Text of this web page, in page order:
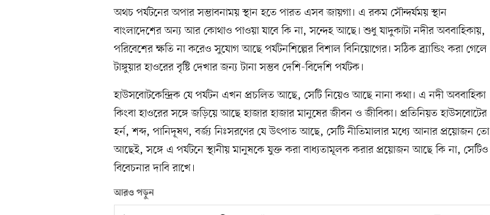
অথচ পর্যটনের অপার সম্ভাবনাময় স্থান হতে পারত এসব জায়গা। এ রকম সৌন্দর্যময় স্থান
বাংলাদেশের অন্য আর কোথাও পাওয়া যাবে কি না, সন্দেহ আছে। শুধু যাদুকাটা নদীর অববাহিকায়,
পরিবেশের ক্ষতি না করেও সুযোগ আছে পর্যটনশিল্পের বিশাল বিনিয়োগের। সঠিক ব্র্যান্ডিং করা গেলে
টাঙ্গুয়ার হাওরের বৃষ্টি দেখার জন্য টানা সম্ভব দেশি-বিদেশি পর্যটক।
হাউসবোটকেন্দ্রিক যে পর্যটন এখন প্রচলিত আছে, সেটি নিয়েও আছে নানা কথা। এ নদী অববাহিকা
কিংবা হাওরের সঙ্গে জড়িয়ে আছে হাজার হাজার মানুষের জীবন ও জীবিকা। প্রতিনিয়ত হাউসবোটের
হর্ন, শব্দ, পানিদূষণ, বর্জ্য নিঃসরণের যে উৎপাত আছে, সেটি নীতিমালার মধ্যে আনার প্রয়োজন তো
আছেই, সঙ্গে এ পর্যটনে স্থানীয় মানুষকে যুক্ত করা বাধ্যতামূলক করার প্রয়োজন আছে কি না, সেটিও
বিবেচনার দাবি রাখে।
আরও পড়ুন